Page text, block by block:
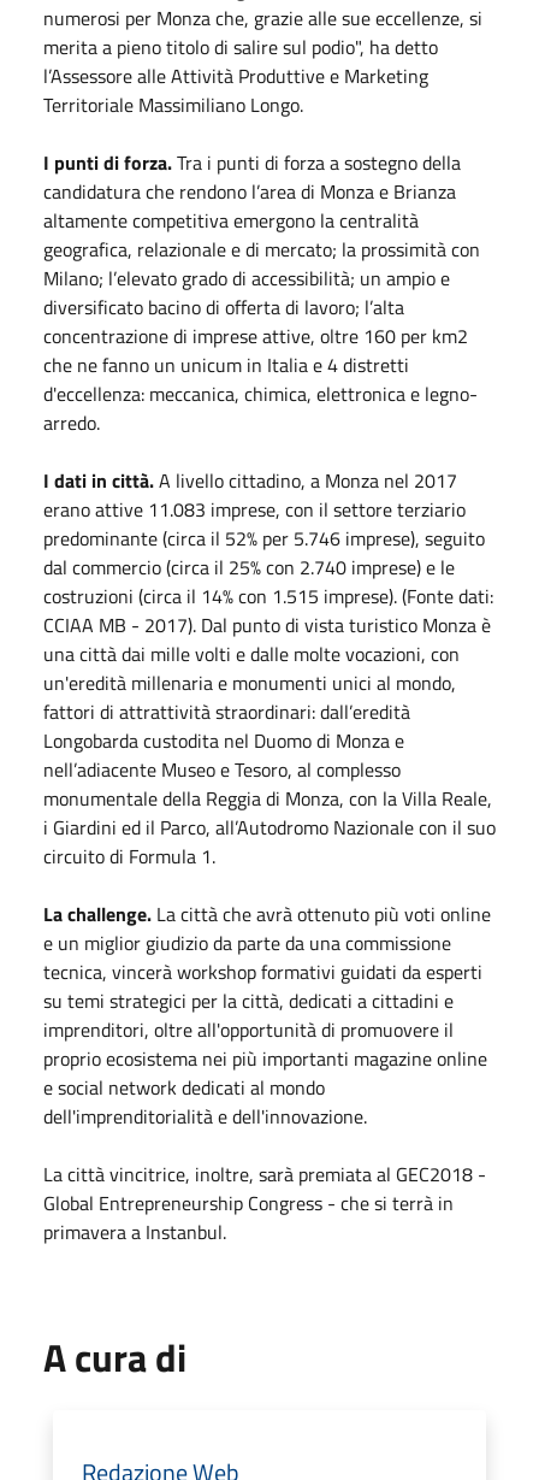
numerosi per Monza che, grazie alle sue eccellenze, si
merita a pieno titolo di salire sul podio", ha detto
l’Assessore alle Attività Produttive e Marketing
Territoriale Massimiliano Longo.
I punti di forza.Tra i punti di forza a sostegno della
candidatura che rendono l’area di Monza e Brianza
altamente competitiva emergono la centralità
geografica, relazionale e di mercato; la prossimità con
Milano; l’elevato grado di accessibilità; un ampio e
diversificato bacino di offerta di lavoro; l’alta
concentrazione di imprese attive, oltre 160 per km2
che ne fanno un unicum in Italia e 4 distretti
d'eccellenza: meccanica, chimica, elettronica e legno-
arredo.
I dati in città.A livello cittadino, a Monza nel 2017
erano attive 11.083 imprese, con il settore terziario
predominante (circa il 52% per 5.746 imprese), seguito
dal commercio (circa il 25% con 2.740 imprese) e le
costruzioni (circa il 14% con 1.515 imprese). (Fonte dati:
CCIAA MB - 2017). Dal punto di vista turistico Monza è
una città dai mille volti e dalle molte vocazioni, con
un'eredità millenaria e monumenti unici al mondo,
fattori di attrattività straordinari: dall’eredità
Longobarda custodita nel Duomo di Monza e
nell’adiacente Museo e Tesoro, al complesso
monumentale della Reggia di Monza, con la Villa Reale,
i Giardini ed il Parco, all’Autodromo Nazionale con il suo
circuito di Formula 1.
La challenge. La città che avrà ottenuto più voti online
e un miglior giudizio da parte da una commissione
tecnica, vincerà workshop formativi guidati da esperti
su temi strategici per la città, dedicati a cittadini e
imprenditori, oltre all'opportunità di promuovere il
proprio ecosistema nei più importanti magazine online
e social network dedicati al mondo
dell'imprenditorialità e dell'innovazione.
La città vincitrice, inoltre, sarà premiata al GEC2018 -
Global Entrepreneurship Congress - che si terrà in
primavera a Instanbul.
A cura di
Redazione Web